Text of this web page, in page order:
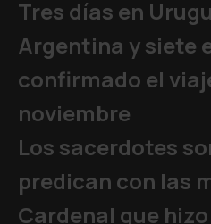
Tres días en
Argentina y siete
confirmado el
noviembre
Los sacerdotes
predican con las
Cardenal que